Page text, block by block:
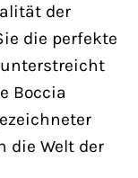
der
die perfekte
Boccia
die Welt der